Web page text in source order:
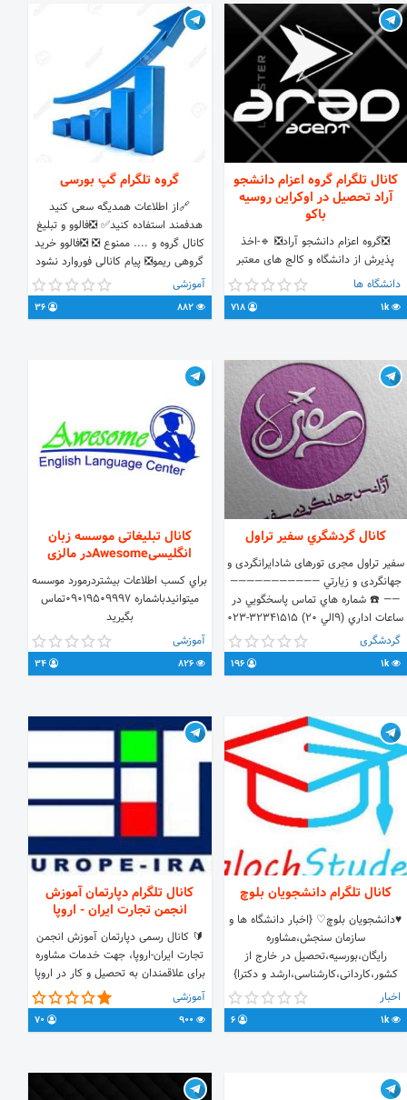
کانال تلگرام گروه اعزام دانشجو
آراد تحصیل در اوکراین روسیه
باکو
❎گروه اعزام دانشجو آراد❎ 🔹-اخذ
پذیرش از دانشگاه و کالج های معتبر
اوکراین ,روسیه,باکو ____________
+380633292958
Www.aradagent.info ID
شماره درج شده در بالا تماس حاصل
فرمایید.ℹ
دانشگاه ها
1k
718
گروه تلگرام گپ بورسی
🔗از اطلاعات همدیگه سعی کنید
هدفمند استفاده کنید✅ ❎فالوو و تبلیغ
کانال گروه و .... ممنوع ❎ ❎فالوو خرید
گروهی ریمو❎ پیام کانالی فوروارد نشود
احترام به یکدیگر❎
آموزشی
882
36
کانال گردشگري سفیر تراول
سفير تراول مجری تورهای شادایرانگردی و
جهانگردی و زيارتي ———————————
—— ☎️ شماره هاي تماس پاسخگويي در
ساعات اداري (٩الي ٢٠) ٣٢٣٤١٥١٥-٠٢٣
٣٢٣٧١٥١٥-٠٢٣ شماره تماس
پاسخگويي٢٤ ساعته ٠٩٠٣٥٧٣٧٠٩٠
گردشگری
1k
196
کانال تبلیغاتی موسسه زبان
انگلیسیAwesomeدر مالزی
براي كسب اطلاعات بيشتردرمورد موسسه
ميتوانيدباشماره 09019509997تماس
بگيريد
آموزشی
826
34
کانال تلگرام دانشجویان بلوچ
♥️دانشجویان بلوچ♡ {اخبار دانشگاه ها و
سازمان سنجش،مشاوره
رایگان،بورسیه،تحصیل در خارج از
کشور،کاردانی،کارشناسی،ارشد و دکترا}
♥️بلوچستان♥️ ادمین: @baloch_aاخبار
1k
6
کانال تلگرام دپارتمان آموزش
انجمن تجارت ایران - اروپا
🔰 کانال رسمی دپارتمان آموزش انجمن
تجارت ایران-اروپا، جهت خدمات مشاوره
برای علاقمندان به تحصیل و کار در اروپا
می‌باشد. 📌 لینک دسترسی:
en/job_opportunity&position=2
ادمین: @EuratraEdu
آموزشی
900
70